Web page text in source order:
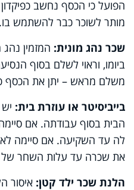
הפועל כי הכסף נחשב
מותר לשוכר כבר להשתמש בו.
שכר נהג מונית: המזמין
ביומו, וראוי לשלם בסוף
משלם מראש – יתן את הכסף
בייביסיטר או עוזרת בית:
הבית בסוף עבודתה. אם
לה עד השקיעה. אם סיימה
את שכרה עד עלות השחר של
הלנת שכר ילד קטן: איסור